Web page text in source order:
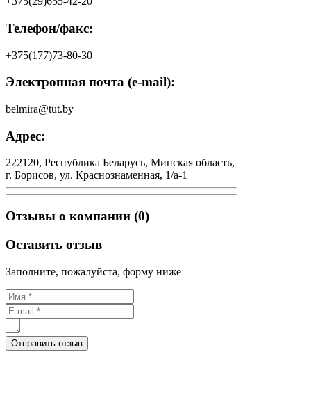
Телефон/факс:
+375(177)73-80-30
Электронная почта (e-mail):
belmira@tut.by
Адрес:
222120, Республика Беларусь, Минская область,
г. Борисов, ул. Краснознаменная, 1/а-1
Отзывы о компании (0)
Оставить отзыв
Заполните, пожалуйста, форму ниже